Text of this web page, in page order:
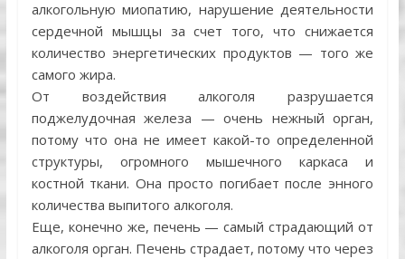
алкогольную миопатию, нарушение деятельности
сердечной мышцы за счет того, что снижается
количество энергетических продуктов — того же
самого жира.
От воздействия алкоголя разрушается
поджелудочная железа — очень нежный орган,
потому что она не имеет какой-то определенной
структуры, огромного мышечного каркаса и
костной ткани. Она просто погибает после энного
количества выпитого алкоголя.
Еще, конечно же, печень — самый страдающий от
алкоголя орган. Печень страдает, потому что через